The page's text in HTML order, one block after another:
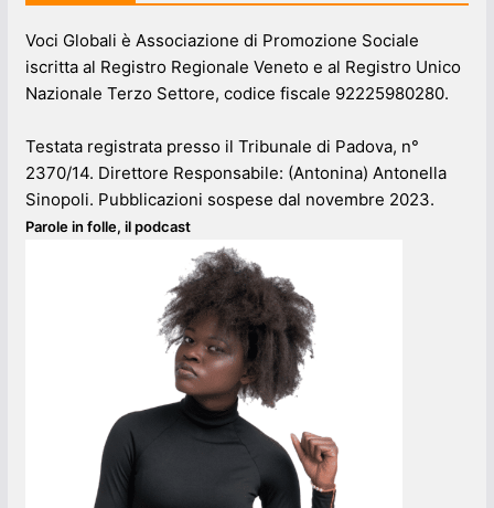
Voci Globali è Associazione di Promozione Sociale
iscritta al Registro Regionale Veneto e al Registro Unico
Nazionale Terzo Settore, codice fiscale 92225980280.
Testata registrata presso il Tribunale di Padova, n°
2370/14. Direttore Responsabile: (Antonina) Antonella
Sinopoli. Pubblicazioni sospese dal novembre 2023.
Parole in folle, il podcast